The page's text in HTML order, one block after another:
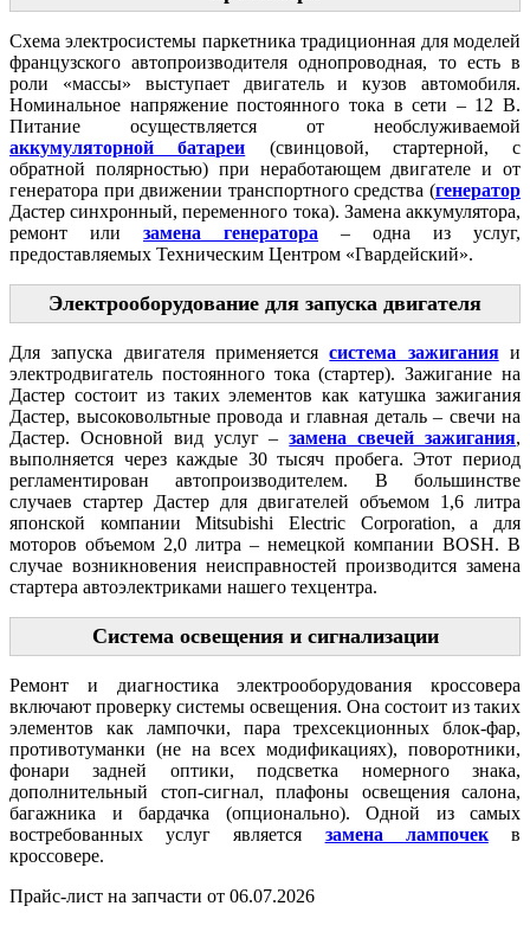
Схема электросистемы паркетника традиционная для моделей
французского автопроизводителя однопроводная, то есть в
роли «массы» выступает двигатель и кузов автомобиля.
Номинальное напряжение постоянного тока в сети – 12 В.
Питание осуществляется от необслуживаемой
аккумуляторной батареи (свинцовой, стартерной, с
обратной полярностью) при неработающем двигателе и от
генератора при движении транспортного средства (генератор
Дастер синхронный, переменного тока). Замена аккумулятора,
ремонт или замена генератора – одна из услуг,
предоставляемых Техническим Центром «Гвардейский».
Электрооборудование для запуска двигателя
Для запуска двигателя применяетсясистема зажиганияи
электродвигатель постоянного тока (стартер). Зажигание на
Дастер состоит из таких элементов как катушка зажигания
Дастер, высоковольтные провода и главная деталь – свечи на
Дастер. Основной вид услуг –замена свечей зажигания,
выполняется через каждые 30 тысяч пробега. Этот период
регламентирован автопроизводителем. В большинстве
случаев стартер Дастер для двигателей объемом 1,6 литра
японской компании Mitsubishi Electric Corporation, а для
моторов объемом 2,0 литра – немецкой компании BOSH. В
случае возникновения неисправностей производится замена
стартера автоэлектриками нашего техцентра.
Система освещения и сигнализации
Ремонт и диагностика электрооборудования кроссовера
включают проверку системы освещения. Она состоит из таких
элементов как лампочки, пара трехсекционных блок-фар,
противотуманки (не на всех модификациях), поворотники,
фонари задней оптики, подсветка номерного знака,
дополнительный стоп-сигнал, плафоны освещения салона,
багажника и бардачка (опционально). Одной из самых
востребованных услуг является замена лампочекв
кроссовере.
Прайс-лист на запчасти от 06.07.2026